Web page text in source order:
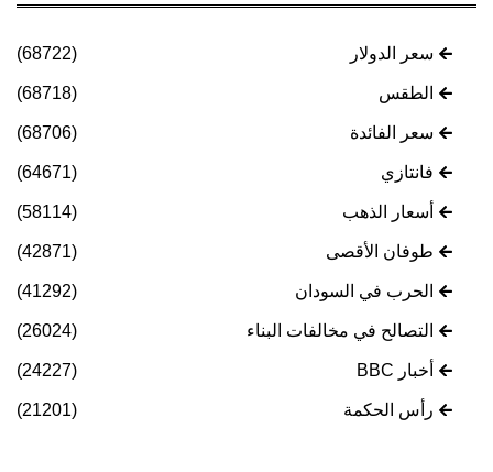
سعر الدولار (68722)
الطقس (68718)
سعر الفائدة (68706)
فانتازي (64671)
أسعار الذهب (58114)
طوفان الأقصى (42871)
الحرب في السودان (41292)
التصالح في مخالفات البناء (26024)
أخبار BBC (24227)
رأس الحكمة (21201)